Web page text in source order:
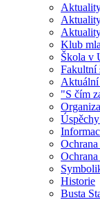
Klub
Škola v
Fakultní
Aktuální
"S čím
Historie
Busta